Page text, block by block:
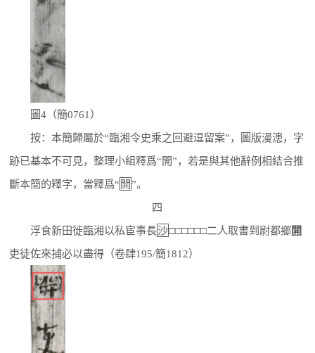
圖4（簡0761）
按：本簡歸屬於“臨湘令史乘之回避逗留案”，圖版漫漶，字
跡已基本不可見，整理小組釋爲“開”，若是與其他辭例相結合推
斷本簡的釋字，當釋爲“ 開 ”。
四
浮食新田徙臨湘以私宦事長沙□□□□□□二人取書到尉都鄉開
吏徒佐來捕必以盡得（卷肆195/簡1812）